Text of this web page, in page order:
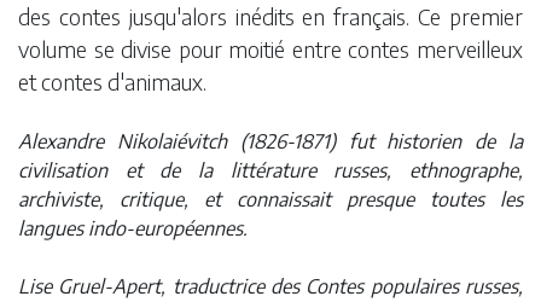
des contes jusqu'alors inédits en français. Ce premier
volume se divise pour moitié entre contes merveilleux
et contes d'animaux.
Alexandre Nikolaiévitch (1826-1871) fut historien de la
civilisation et de la littérature russes, ethnographe,
archiviste, critique, et connaissait presque toutes les
langues indo-européennes.
Lise Gruel-Apert, traductrice des Contes populaires russes,